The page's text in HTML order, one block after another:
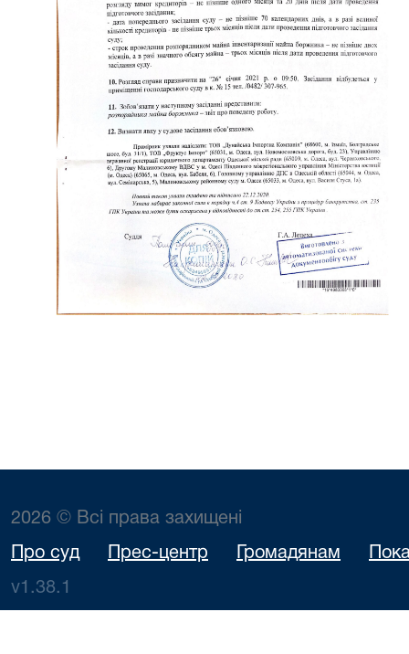
2026 © Всі права захищені
Про суд Прес-центр Громадянам
v1.38.1